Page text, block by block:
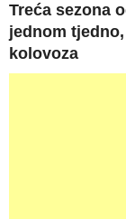
Treća sezona
jednom
kolovoza